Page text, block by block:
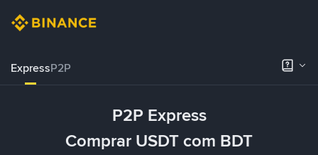
ExpressP2P
P2P Express
Comprar USDT com BDT